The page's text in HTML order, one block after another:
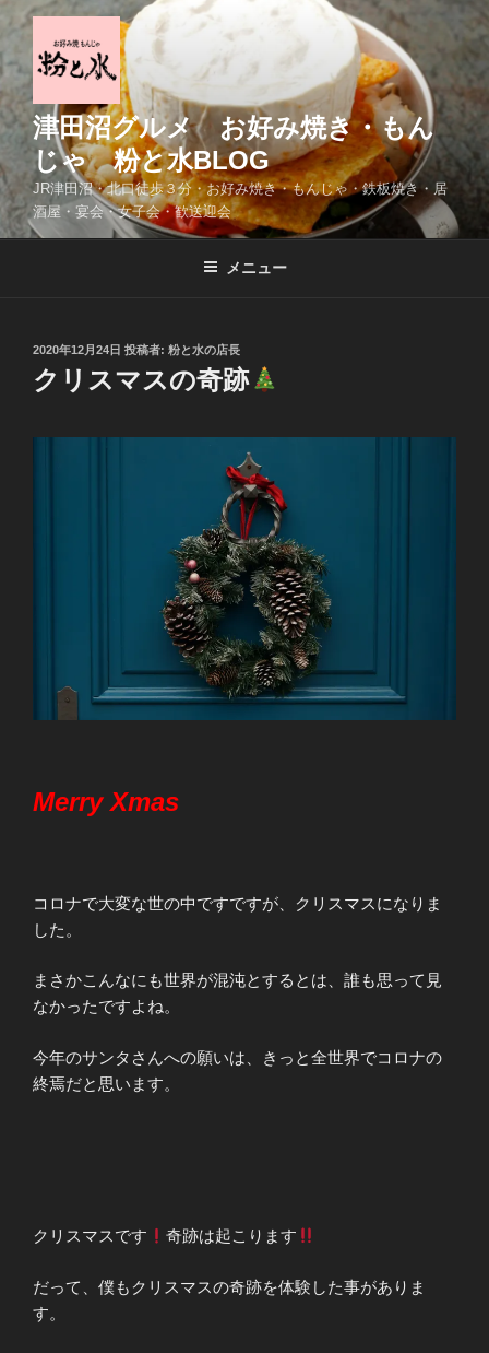
コ
テ
ン
ツ
ス
キ
ッ
津田沼グルメ お好み焼き・もん
じゃ 粉と水BLOG
JR津田沼・北口徒歩３分・お好み焼き・もんじゃ・鉄板焼き・居
酒屋・宴会・女子会・歓送迎会
メニュー
投
日:
2020年12月24日 投稿者: 粉と水の店長
クリスマスの奇跡
Merry Xmas
コロナで大変な世の中ですですが、クリスマスになりま
した。
まさかこんなにも世界が混沌とするとは、誰も思って見
なかったですよね。
今年のサンタさんへの願いは、きっと全世界でコロナの
終焉だと思います。
クリスマスです 奇跡は起こります
だって、僕もクリスマスの奇跡を体験した事がありま
す。